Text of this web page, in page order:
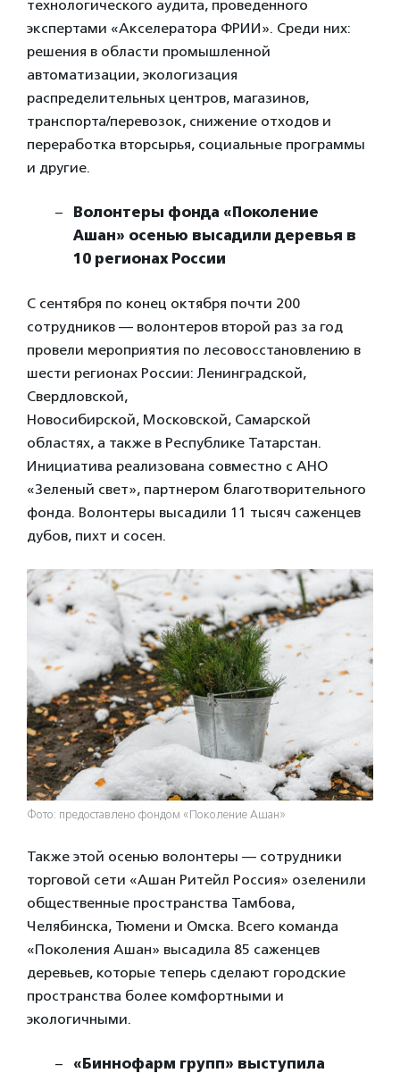
технологического аудита, проведенного
экспертами «Акселератора ФРИИ». Среди них:
решения в области промышленной
автоматизации, экологизация
распределительных центров, магазинов,
транспорта/перевозок, снижение отходов и
переработка вторсырья, социальные программы
и другие.
Волонтеры фонда «Поколение
Ашан» осенью высадили деревья в
10 регионах России
С сентября по конец октября почти 200
сотрудников — волонтеров второй раз за год
провели мероприятия по лесовосстановлению в
шести регионах России: Ленинградской,
Свердловской,
Новосибирской, Московской, Самарской
областях, а также в Республике Татарстан.
Инициатива реализована совместно с АНО
«Зеленый свет», партнером благотворительного
фонда. Волонтеры высадили 11 тысяч саженцев
дубов, пихт и сосен.
Фото: предоставлено фондом «Поколение Ашан»
Также этой осенью волонтеры — сотрудники
торговой сети «Ашан Ритейл Россия» озеленили
общественные пространства Тамбова,
Челябинска, Тюмени и Омска. Всего команда
«Поколения Ашан» высадила 85 саженцев
деревьев, которые теперь сделают городские
пространства более комфортными и
экологичными.
«Биннофарм групп» выступила